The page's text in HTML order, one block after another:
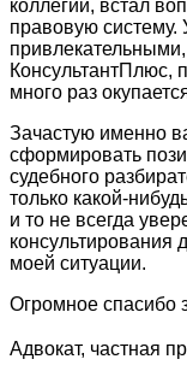
коллегии, встал
правовую
КонсультантПлюс,
много раз
Зачастую именно
сформировать
судебного
только какой-
и то не всегда
консультирования
моей ситуации.
Огромное спасибо
Адвокат, частная